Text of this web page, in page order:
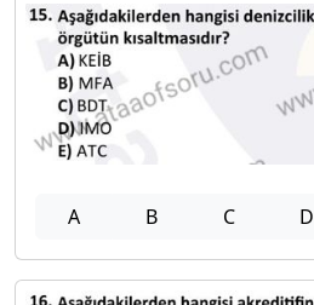
A B C D